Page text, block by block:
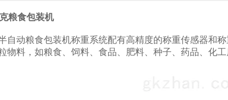
粮食包装机
自动粮食包装机称重系统配有高精度的称重传感器和
物料，如粮食、饲料、食品、肥料、种子、药品、化工